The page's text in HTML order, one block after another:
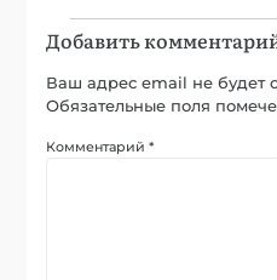
Добавить
Ваш адрес email не будет
Обязательные поля
Комментарий*